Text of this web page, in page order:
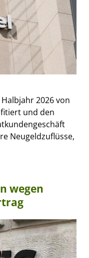
2026 von
und den
Neugeldzuflüsse,
wegen